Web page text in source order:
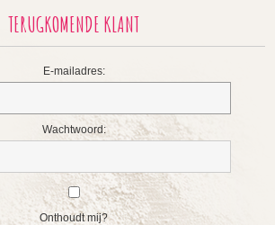
TERUGKOMENDE KLANT
E-mailadres:
Wachtwoord:
Onthoudt mij?